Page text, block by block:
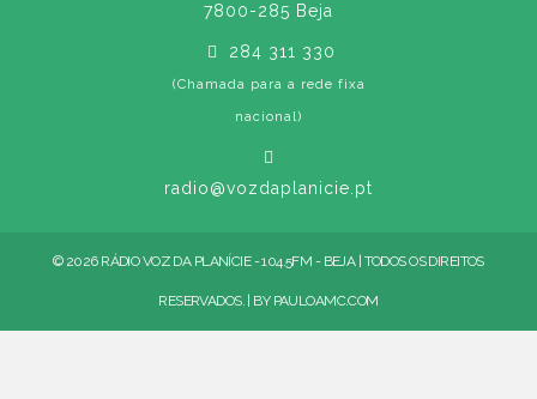
7800-285 Beja
284 311 330
(Chamada para a rede fixa
nacional)
radio@vozdaplanicie.pt
© 2026 RÁDIO VOZ DA PLANÍCIE - 104.5FM - BEJA | TODOS OS DIREITOS
RESERVADOS. | BY PAULOAMC.COM